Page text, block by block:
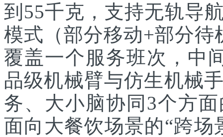
到55千克，支持无轨导
模式（部分移动+部分待
覆盖一个服务班次，中
品级机械臂与仿生机械
务、大小脑协同3个方
面向大餐饮场景的“跨